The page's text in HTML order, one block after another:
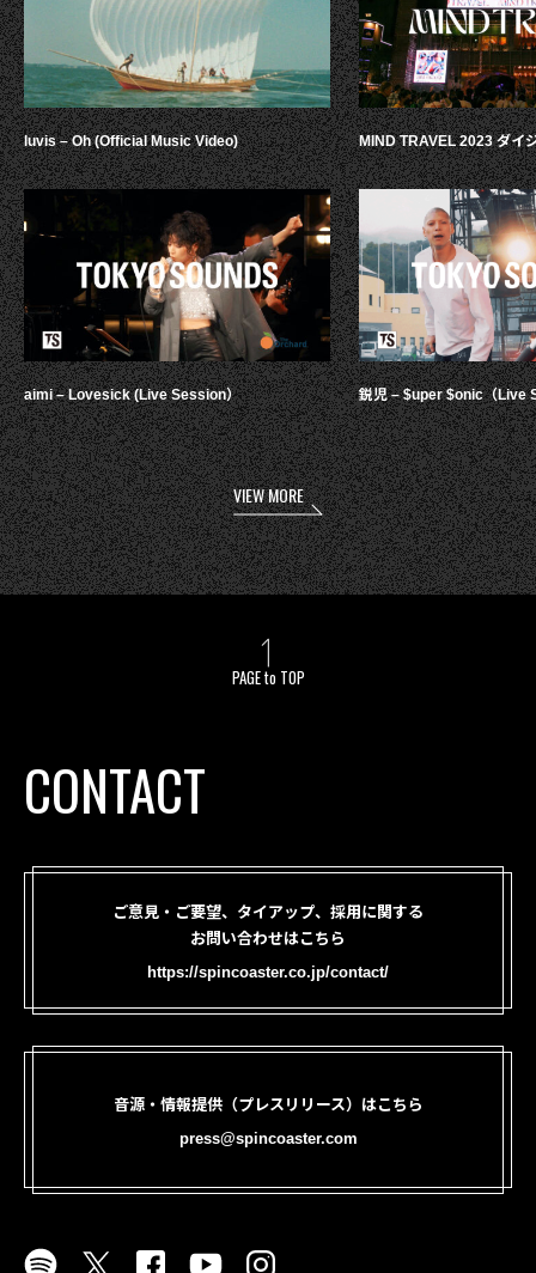
luvis – Oh (Official Music Video)
aimi – Lovesick (Live Session）
MIND TRAVEL 2023 ダイ
鋭児 – $uper $onic（Live
VIEW MORE
PAGE to TOP
CONTACT
ご意見・ご要望、タイアップ、採用に関する
お問い合わせはこちら
https://spincoaster.co.jp/contact/
音源・情報提供（プレスリリース）はこちら
press@spincoaster.com